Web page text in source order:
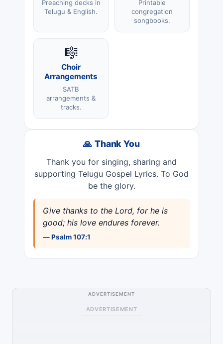
Preaching decks in
Telugu & English.
Printable
congregation
songbooks.
🎼
Choir
Arrangements
SATB
arrangements &
tracks.
🙏 Thank You
Thank you for singing, sharing and
supporting Telugu Gospel Lyrics. To God
be the glory.
Give thanks to the Lord, for he is
good; his love endures forever.
— Psalm 107:1
ADVERTISEMENT
ADVERTISEMENT